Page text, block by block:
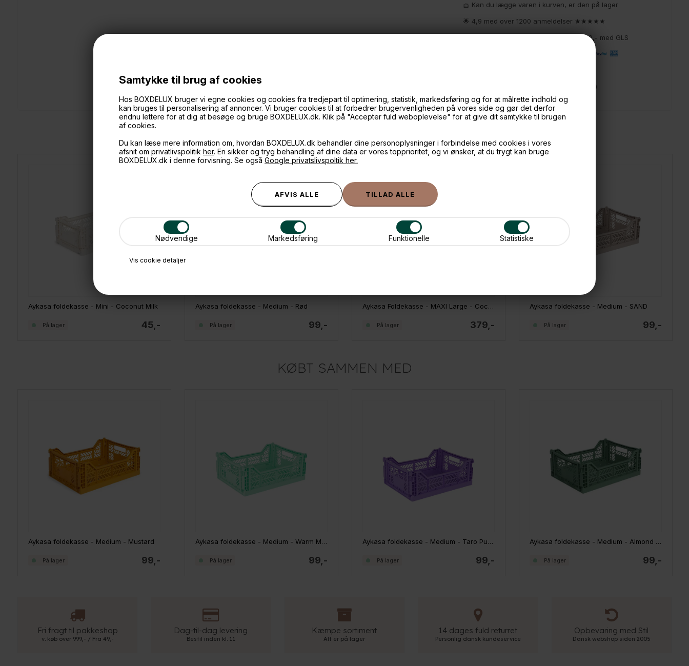
Samtykke til brug af cookies
Hos BOXDELUX bruger vi egne cookies og cookies fra tredjepart til optimering, statistik, markedsføring og for at målrette indhold og
kan bruges til personalisering af annoncer. Vi bruger cookies til at forbedrer brugervenligheden på vores side og gør det derfor
endnu lettere for at dig at besøge og bruge BOXDELUX.dk. Klik på "Accepter fuld weboplevelse" for at give dit samtykke til brugen
af cookies.
Du kan læse mere information om, hvordan BOXDELUX.dk behandler dine personoplysninger i forbindelse med cookies i vores
afsnit om privatlivspolitik her. En sikker og tryg behandling af dine data er vores topprioritet, og vi ønsker, at du trygt kan bruge
BOXDELUX.dk i denne forvisning. Se også Google privatslivspoltik her.
Nødvendige Markedsføring Funktionelle Statistiske
Vis cookie detaljer
🧺 Kan du lægge varen i kurven, er den på lager
🌟 4,9 med over 1200 anmeldelser ★★★★★
📦 Fragtfri v. køb over 999,- ellers fra 49,- med GLS
(24/7)
Aykasa foldekasse - Mini - Coconut Milk
45,-
På lager
Aykasa foldekasse - Medium - Rød
99,-
På lager
Aykasa Foldekasse - MAXI Large - Coconut Milk
379,-
På lager
Aykasa foldekasse - Medium - SAND
99,-
På lager
KØBT SAMMEN MED
Aykasa foldekasse - Medium - Mustard
99,-
På lager
Aykasa foldekasse - Medium - Warm Mint
99,-
På lager
Aykasa foldekasse - Medium - Taro Purple
99,-
På lager
Aykasa foldekasse - Medium - Almond Green
99,-
På lager
Fri fragt til pakkeshop
v. køb over 999,- / Fra 49,-
Dag-til-dag levering
Bestil inden kl. 11
Kæmpe sortiment
Alt er på lager
14 dages fuld returret
Personlig dansk kundeservice
Opbevaring med Stil
Dansk webshop siden 2005